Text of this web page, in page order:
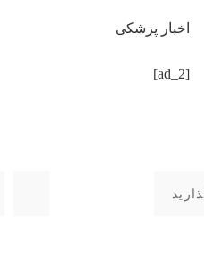
اخبار پزشکی
[ad_2]